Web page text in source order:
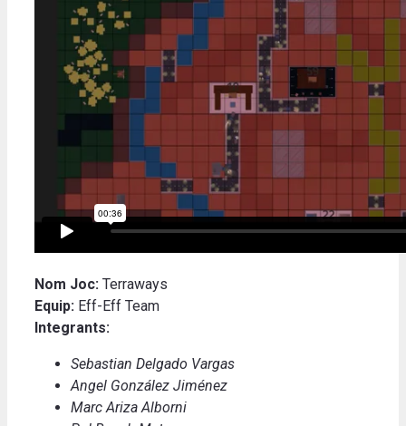
Nom Joc: Terraways
Equip: Eff-Eff Team
Integrants:
Sebastian Delgado Vargas
Angel González Jiménez
Marc Ariza Alborni